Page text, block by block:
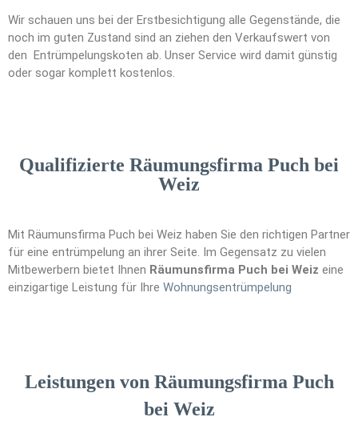
Wir schauen uns bei der Erstbesichtigung alle Gegenstände, die
noch im guten Zustand sind an ziehen den Verkaufswert von
den Entrümpelungskoten ab. Unser Service wird damit günstig
oder sogar komplett kostenlos.
Qualifizierte Räumungsfirma Puch bei
Weiz
Mit Räumunsfirma Puch bei Weiz haben Sie den richtigen Partner
für eine entrümpelung an ihrer Seite. Im Gegensatz zu vielen
Mitbewerbern bietet Ihnen Räumunsfirma Puch bei Weiz eine
einzigartige Leistung für Ihre Wohnungsentrümpelung
Leistungen von Räumungsfirma Puch
bei Weiz